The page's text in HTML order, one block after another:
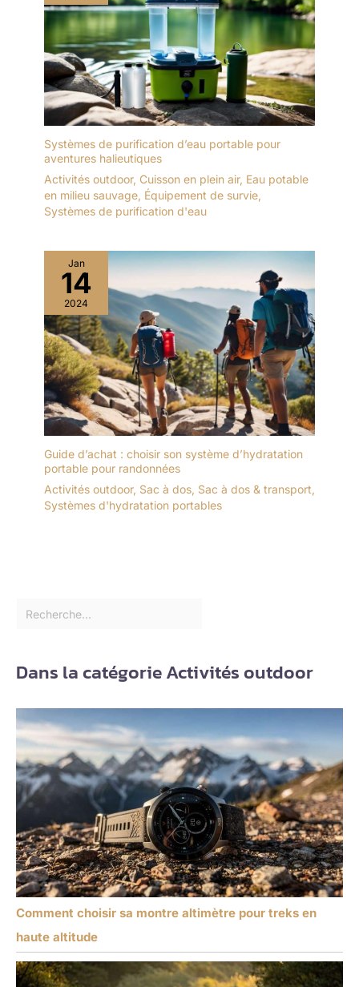
Systèmes de purification d’eau portable pour
aventures halieutiques
Activités outdoor, Cuisson en plein air, Eau potable
en milieu sauvage, Équipement de survie,
Systèmes de purification d'eau
Jan
14
2024
Guide d’achat : choisir son système d’hydratation
portable pour randonnées
Activités outdoor, Sac à dos, Sac à dos & transport,
Systèmes d'hydratation portables
Dans la catégorie Activités outdoor
Comment choisir sa montre altimètre pour treks en
haute altitude